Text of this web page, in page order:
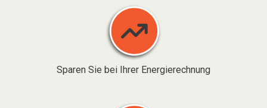
Sparen Sie bei Ihrer Energierechnung